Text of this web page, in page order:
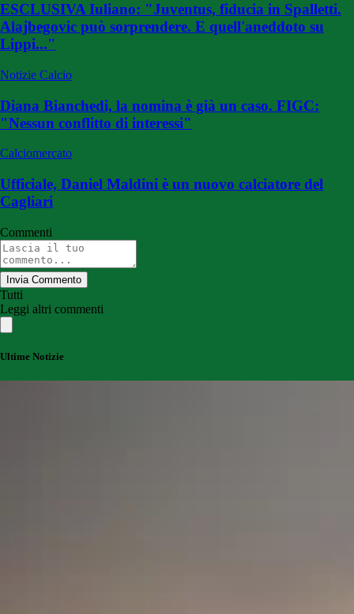
ESCLUSIVA Iuliano: "Juventus, fiducia in Spalletti.
Alajbegovic può sorprendere. E quell'aneddoto su
Lippi..."
Notizie Calcio
Diana Bianchedi, la nomina è già un caso. FIGC:
"Nessun conflitto di interessi"
Calciomercato
Ufficiale, Daniel Maldini è un nuovo calciatore del
Cagliari
Commenti
Invia Commento
Tutti
Leggi altri commenti
Ultime Notizie